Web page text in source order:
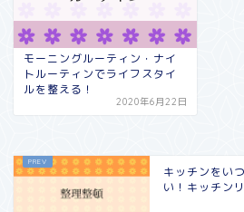
モーニングルーティン・ナイ
トルーティンでライフスタイ
ルを整える！
2020年6月22日
キッチンをい
い！キッチン